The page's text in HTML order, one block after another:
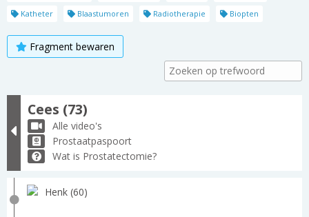
Katheter
Blaastumoren Radiotherapie Biopten
Fragment bewaren
Cees (73)
Alle video's
Prostaatpaspoort
Wat is Prostatectomie?
Henk (60)